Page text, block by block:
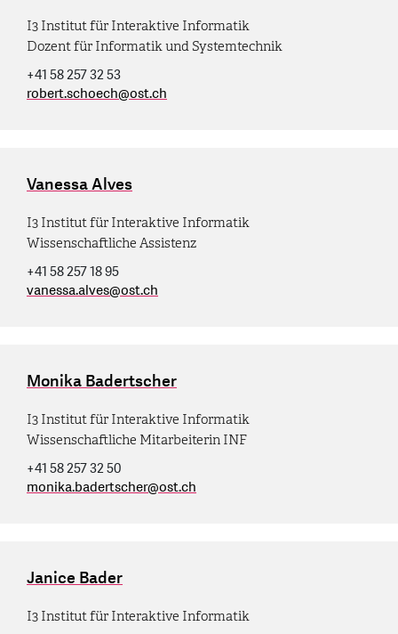
I3 Institut für Interaktive Informatik
Dozent für Informatik und Systemtechnik
+41 58 257 32 53
robert.schoech@ost.ch
Vanessa Alves
I3 Institut für Interaktive Informatik
Wissenschaftliche Assistenz
+41 58 257 18 95
vanessa.alves@ost.ch
Monika Badertscher
I3 Institut für Interaktive Informatik
Wissenschaftliche Mitarbeiterin INF
+41 58 257 32 50
monika.badertscher@ost.ch
Janice Bader
I3 Institut für Interaktive Informatik